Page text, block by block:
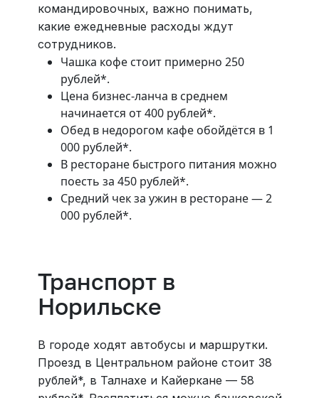
командировочных, важно понимать,
какие ежедневные расходы ждут
сотрудников.
Чашка кофе стоит примерно 250
рублей*.
Цена бизнес-ланча в среднем
начинается от 400 рублей*.
Обед в недорогом кафе обойдётся в 1
000 рублей*.
В ресторане быстрого питания можно
поесть за 450 рублей*.
Средний чек за ужин в ресторане — 2
000 рублей*.
Транспорт в
Норильске
В городе ходят автобусы и маршрутки.
Проезд в Центральном районе стоит 38
рублей*, в Талнахе и Кайеркане — 58